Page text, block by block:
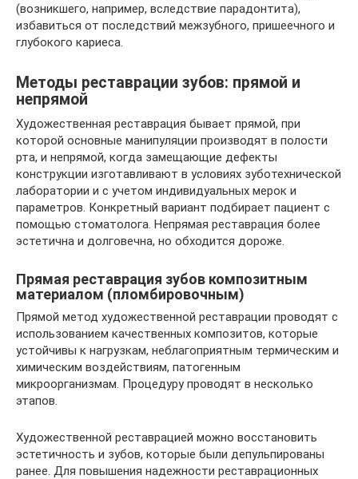
(возникшего, например, вследствие парадонтита),
избавиться от последствий межзубного, пришеечного и
глубокого кариеса.
Методы реставрации зубов: прямой и
непрямой
Художественная реставрация бывает прямой, при
которой основные манипуляции производят в полости
рта, и непрямой, когда замещающие дефекты
конструкции изготавливают в условиях зуботехнической
лаборатории и с учетом индивидуальных мерок и
параметров. Конкретный вариант подбирает пациент с
помощью стоматолога. Непрямая реставрация более
эстетична и долговечна, но обходится дороже.
Прямая реставрация зубов композитным
материалом (пломбировочным)
Прямой метод художественной реставрации проводят с
использованием качественных композитов, которые
устойчивы к нагрузкам, неблагоприятным термическим и
химическим воздействиям, патогенным
микроорганизмам. Процедуру проводят в несколько
этапов.
Художественной реставрацией можно восстановить
эстетичность и зубов, которые были депульпированы
ранее. Для повышения надежности реставрационных